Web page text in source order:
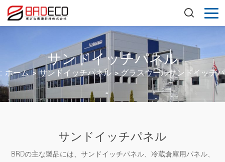
サンドイッチパネル
ホーム> サンドイッチパネル > グラスウールサンドイッチ
サンドイッチパネル
BRDの主な製品には、サンドイッチパネル、冷蔵倉庫用パネル、